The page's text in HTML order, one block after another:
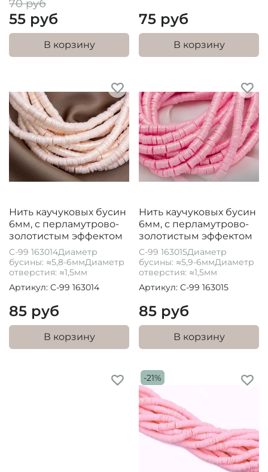
70 руб
55 руб
В корзину
75 руб
В корзину
Нить каучуковых бусин
6мм, с перламутрово-
золотистым эффектом
C-99 163014Диаметр
бусины: ≈5,8-6ммДиаметр
отверстия: ≈1,5мм
Артикул: C-99 163014
85 руб
В корзину
Нить каучуковых бусин
6мм, с перламутрово-
золотистым эффектом
C-99 163015Диаметр
бусины: ≈5,9-6ммДиаметр
отверстия: ≈1,5мм
Артикул: C-99 163015
85 руб
В корзину
-21%